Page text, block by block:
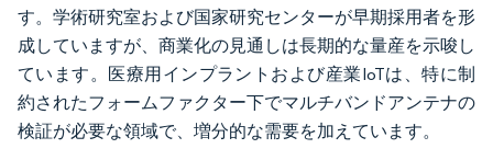
す。学術研究室および国家研究センターが早期採用者を形
成していますが、商業化の見通しは長期的な量産を示唆し
ています。医療用インプラントおよび産業IoTは、特に制
約されたフォームファクター下でマルチバンドアンテナの
検証が必要な領域で、増分的な需要を加えています。